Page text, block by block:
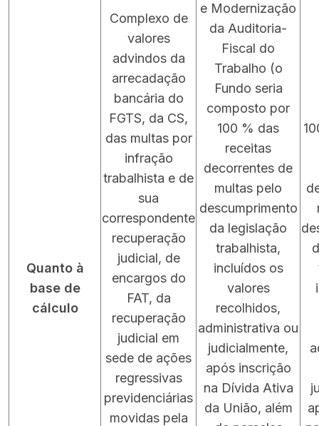
Quanto à
base de
cálculo
Complexo de
valores
advindos da
arrecadação
bancária do
FGTS, da CS,
das multas por
infração
trabalhista e de
sua
correspondente
recuperação
judicial, de
encargos do
FAT, da
recuperação
judicial em
sede de ações
regressivas
previdenciárias
movidas pela
e Modernização
da Auditoria-
Fiscal do
Trabalho (o
Fundo seria
composto por
100 % das
receitas
decorrentes de
multas pelo
descumprimento
da legislação
trabalhista,
incluídos os
valores
recolhidos,
administrativa ou
judicialmente,
após inscrição
na Dívida Ativa
da União, além